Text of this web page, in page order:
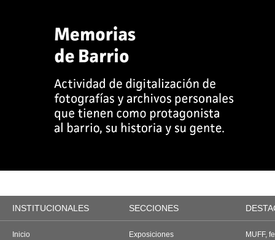
INSTITUCIONALES SECCIONES
Inicio
Exposiciones
MUFF,